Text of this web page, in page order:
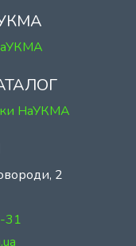
НаУКМА
2
31